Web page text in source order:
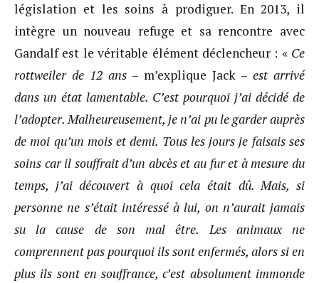
législation et les soins à prodiguer. En 2013, il
intègre un nouveau refuge et sa rencontre avec
Gandalf est le véritable élément déclencheur : « Ce
rottweiler de 12 ans – m’explique Jack – est arrivé
dans un état lamentable. C’est pourquoi j’ai décidé de
l’adopter. Malheureusement, je n’ai pu le garder auprès
de moi qu’un mois et demi. Tous les jours je faisais ses
soins car il souffrait d’un abcès et au fur et à mesure du
temps, j’ai découvert à quoi cela était dû. Mais, si
personne ne s’était intéressé à lui, on n’aurait jamais
su la cause de son mal être. Les animaux ne
comprennent pas pourquoi ils sont enfermés, alors si en
plus ils sont en souffrance, c’est absolument immonde